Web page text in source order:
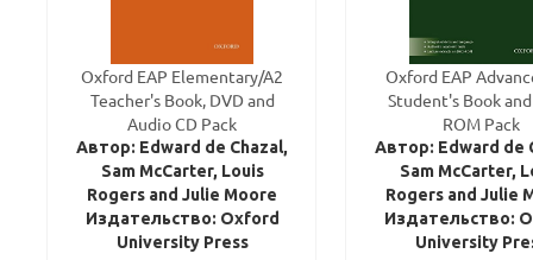
Oxford EAP Elementary/A2
Teacher's Book, DVD and
Audio CD Pack
Автор: Edward de Chazal,
Sam McCarter, Louis
Rogers and Julie Moore
Издательство: Oxford
University Press
Oxford EAP
Student's Book
ROM Pack
Автор: Edward de
Sam McCarter,
Rogers and Julie
Издательство:
University